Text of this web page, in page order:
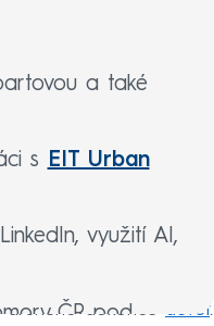
a také
s EIT Urban
využití AI,
ČR pod
dokonce devět.